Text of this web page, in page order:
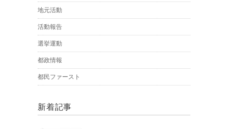
地元活動
活動報告
選挙運動
都政情報
都民ファースト
新着記事